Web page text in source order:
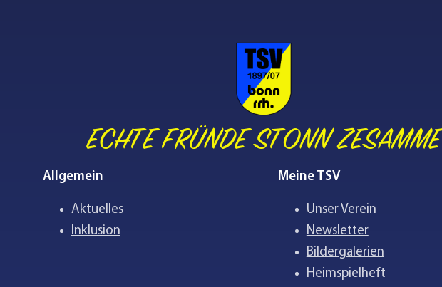
ECHTE FRÜNDE STONN ZESAMME
Allgemein
Aktuelles
Inklusion
Meine TSV
Unser Verein
Newsletter
Bildergalerien
Heimspielheft